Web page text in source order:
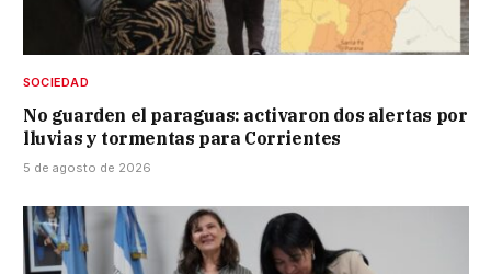
SOCIEDAD
No guarden el paraguas: activaron dos alertas por
lluvias y tormentas para Corrientes
5 de agosto de 2026